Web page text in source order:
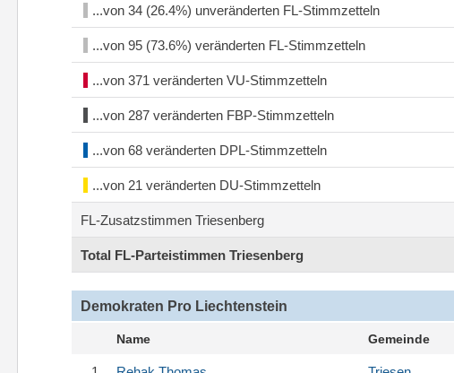
...von 34 (26.4%) unveränderten FL-Stimmzetteln
...von 95 (73.6%) veränderten FL-Stimmzetteln
...von 371 veränderten VU-Stimmzetteln
...von 287 veränderten FBP-Stimmzetteln
...von 68 veränderten DPL-Stimmzetteln
...von 21 veränderten DU-Stimmzetteln
FL-Zusatzstimmen Triesenberg
Total FL-Parteistimmen Triesenberg
Demokraten Pro Liechtenstein
Name Gemeinde